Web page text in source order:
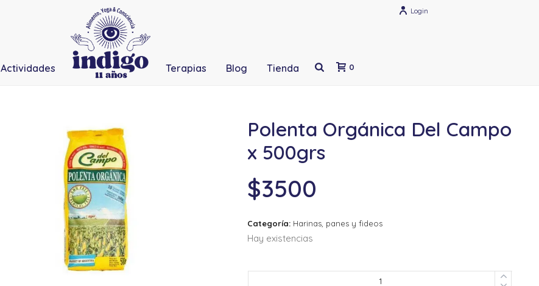
Login
Actividades Terapias Blog Tienda 0
Polenta Orgánica Del Campo
x 500grs
$3500
Categoría: Harinas, panes y fideos
Hay existencias